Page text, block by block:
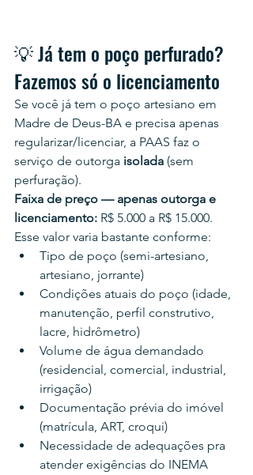
💡 Já tem o poço perfurado?
Fazemos só o licenciamento
Se você já tem o poço artesiano em
Madre de Deus-BA e precisa apenas
regularizar/licenciar, a PAAS faz o
serviço de outorga isolada (sem
perfuração).
Faixa de preço — apenas outorga e
licenciamento: R$ 5.000 a R$ 15.000.
Esse valor varia bastante conforme:
Tipo de poço (semi-artesiano,
artesiano, jorrante)
Condições atuais do poço (idade,
manutenção, perfil construtivo,
lacre, hidrômetro)
Volume de água demandado
(residencial, comercial, industrial,
irrigação)
Documentação prévia do imóvel
(matrícula, ART, croqui)
Necessidade de adequações pra
atender exigências do INEMA